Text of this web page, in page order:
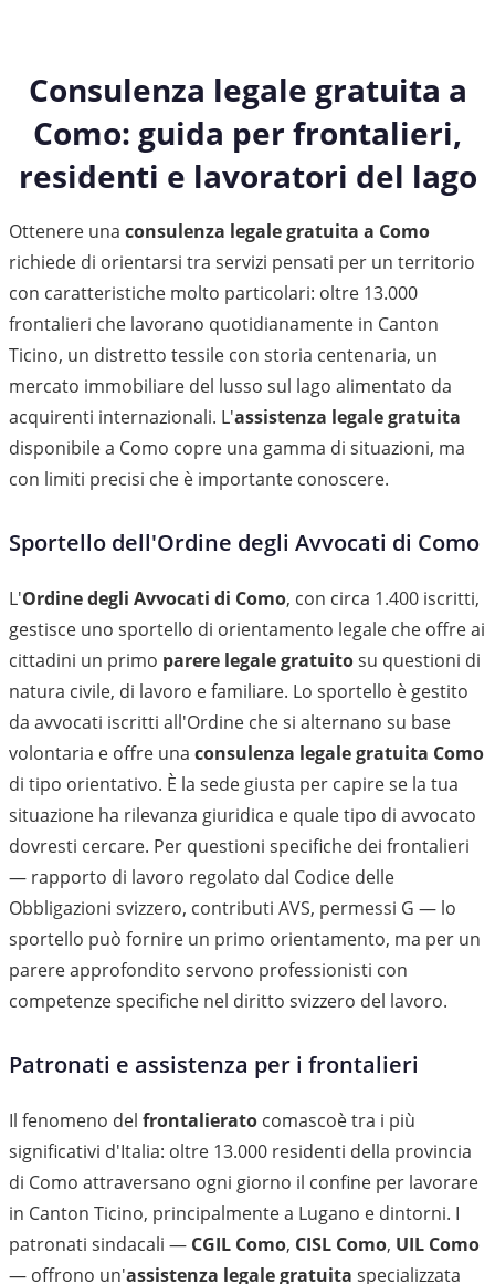
Consulenza legale gratuita a
Como: guida per frontalieri,
residenti e lavoratori del lago
Ottenere una consulenza legale gratuita a Como
richiede di orientarsi tra servizi pensati per un territorio
con caratteristiche molto particolari: oltre 13.000
frontalieri che lavorano quotidianamente in Canton
Ticino, un distretto tessile con storia centenaria, un
mercato immobiliare del lusso sul lago alimentato da
acquirenti internazionali. L'assistenza legale gratuita
disponibile a Como copre una gamma di situazioni, ma
con limiti precisi che è importante conoscere.
Sportello dell'Ordine degli Avvocati di Como
L'Ordine degli Avvocati di Como, con circa 1.400 iscritti,
gestisce uno sportello di orientamento legale che offre ai
cittadini un primo parere legale gratuitosu questioni di
natura civile, di lavoro e familiare. Lo sportello è gestito
da avvocati iscritti all'Ordine che si alternano su base
volontaria e offre una consulenza legale gratuita Como
di tipo orientativo. È la sede giusta per capire se la tua
situazione ha rilevanza giuridica e quale tipo di avvocato
dovresti cercare. Per questioni specifiche dei frontalieri
— rapporto di lavoro regolato dal Codice delle
Obbligazioni svizzero, contributi AVS, permessi G — lo
sportello può fornire un primo orientamento, ma per un
parere approfondito servono professionisti con
competenze specifiche nel diritto svizzero del lavoro.
Patronati e assistenza per i frontalieri
Il fenomeno del frontalierato comascoè tra i più
significativi d'Italia: oltre 13.000 residenti della provincia
di Como attraversano ogni giorno il confine per lavorare
in Canton Ticino, principalmente a Lugano e dintorni. I
patronati sindacali — CGIL Como, CISL Como, UIL Como
— offrono un'assistenza legale gratuita specializzata